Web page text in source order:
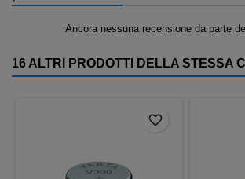
Ancora nessuna recensione da parte
16 ALTRI PRODOTTI DELLA STESSA
favorite_border